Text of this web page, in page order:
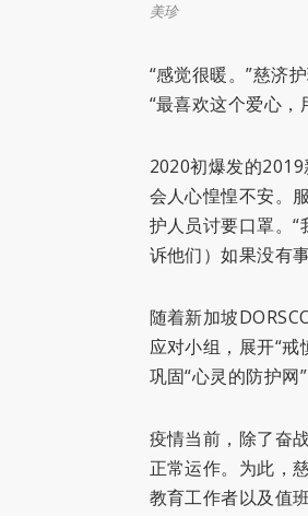
美珍
“感觉很暖。”慈济
“最喜欢这个爱心
2020初爆发的
会人心惶惶不安。
护人员讨要口罩。
诉他们）如果没有
随着新加坡
应对小组，展开“
巩固“心灵的防护网”
疫情当前，除了奋
正常运作。为此，
教育工作者以及值